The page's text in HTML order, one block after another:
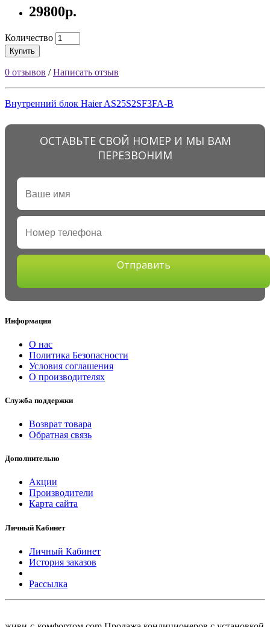
29800р.
Количество
Купить
0 отзывов /Написать отзыв
Внутренний блок Haier AS25S2SF3FA-B
ОСТАВЬТЕ СВОЙ НОМЕР И МЫ ВАМ
ПЕРЕЗВОНИМ
Отправить
Информация
О нас
Политика Безопасности
Условия соглашения
О производителях
Служба поддержки
Возврат товара
Обратная связь
Дополнительно
Акции
Производители
Карта сайта
Личный Кабинет
Личный Кабинет
История заказов
Рассылка